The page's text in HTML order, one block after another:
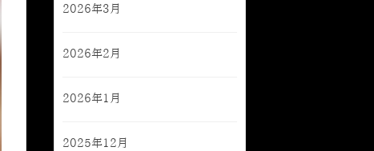
2026年3月
2026年2月
2026年1月
2025年12月